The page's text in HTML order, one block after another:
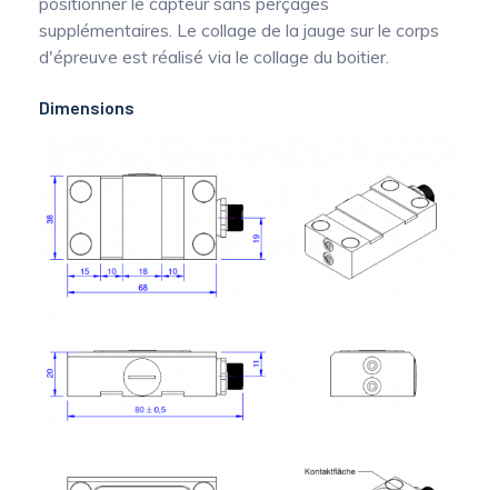
supplémentaires. Le collage de la jauge sur le corps
d'épreuve est réalisé via le collage du boitier.
Dimensions